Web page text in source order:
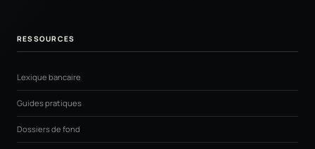
RESSOURCES
Lexique bancaire
Guides pratiques
Dossiers de fond